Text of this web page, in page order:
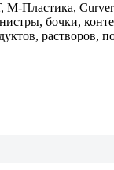
бочки,
растворов,